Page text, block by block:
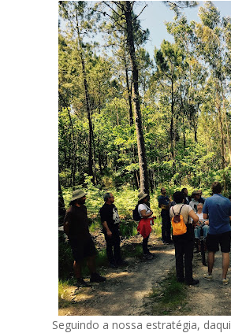
Seguindo a nossa estratégia,